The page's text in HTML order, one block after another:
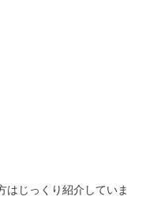
はじっくり紹介していま